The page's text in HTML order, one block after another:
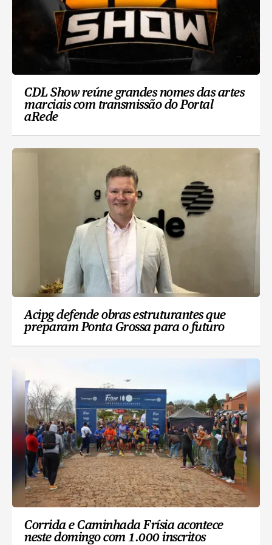
CDL Show reúne grandes nomes das artes
marciais com transmissão do Portal
aRede
Acipg defende obras estruturantes que
preparam Ponta Grossa para o futuro
Corrida e Caminhada Frísia acontece
neste domingo com 1.000 inscritos